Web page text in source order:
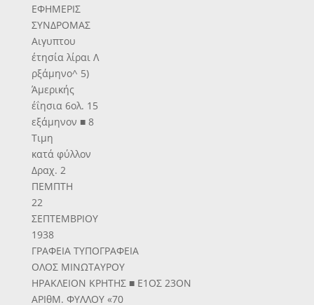
ΕΦΗΜΕΡΙΣ
ΣΥΝΔΡΟΜΑΣ
Αιγυπτου
έτησία λίραι Λ
ρξάμηνο^ 5)
Άμερικής
έΐησια 6ολ. 15
εξάμηνον ■ 8
Τιμη
κατά φύλλον
Δραχ. 2
ΠΕΜΠΤΗ
22
ΣΕΠΤΕΜΒΡΙΟΥ
1938
ΓΡΑΦΕΙΑ ΤΥΠΟΓΡΑΦΕΙΑ
ΟΛΟΣ ΜΙΝΩΤΑΥΡΟΥ
ΗΡΑΚΛΕΙΟΝ ΚΡΗΤΗΣ ■ Ε1ΟΣ 23ΟΝ
ΑΡΙθΜ. ΦΥΛΛΟΥ «70